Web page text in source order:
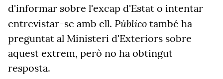
d'informar sobre l'excap d'Estat o intentar
entrevistar-se amb ell. Público també ha
preguntat al Ministeri d'Exteriors sobre
aquest extrem, però no ha obtingut
resposta.